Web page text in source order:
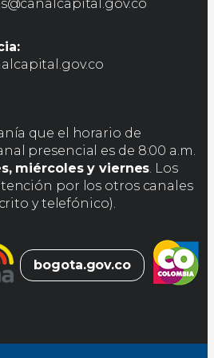
que el horario de
presencial es de 8:00 a.m.
miércoles y viernes. Los
por los otros canales
y telefónico).
bogota.gov.co